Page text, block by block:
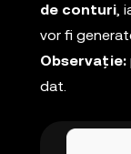
de conturi,
vor fi
Observație:
dat.